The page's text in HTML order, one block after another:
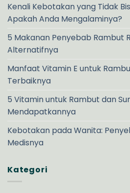
Kenali Kebotakan yang Tidak
Apakah Anda Mengalaminya?
5 Makanan Penyebab Rambut
Alternatifnya
Manfaat Vitamin E untuk
Terbaiknya
5 Vitamin untuk Rambut dan
Mendapatkannya
Kebotakan pada Wanita:
Medisnya
Kategori